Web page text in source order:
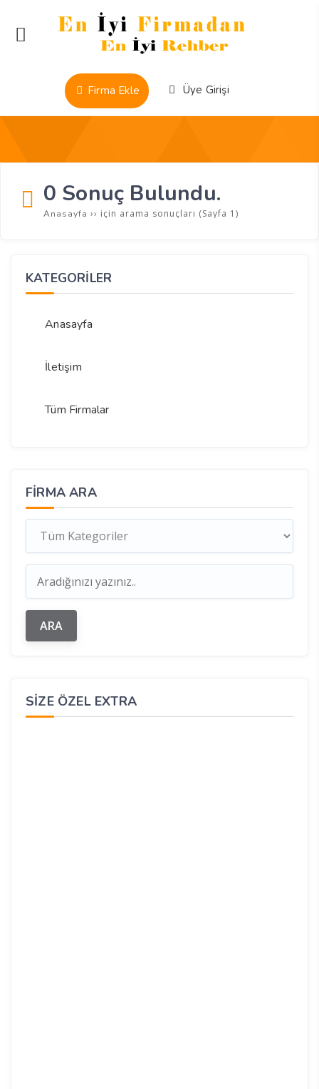
Üye Girişi
Firma Ekle
0 Sonuç Bulundu.
Anasayfa ›› için arama sonuçları (Sayfa 1)
KATEGORİLER
Anasayfa
İletişim
Tüm Firmalar
FIRMA ARA
SIZE ÖZEL EXTRA